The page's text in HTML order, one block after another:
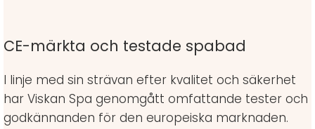
CE-märkta och testade spabad
I linje med sin strävan efter kvalitet och säkerhet
har Viskan Spa genomgått omfattande tester och
godkännanden för den europeiska marknaden.